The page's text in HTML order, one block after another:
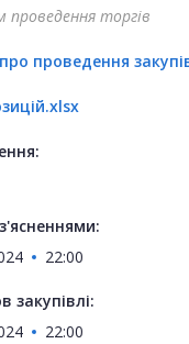
проведення торгів
проведення
22:00
закупівлі:
22:00